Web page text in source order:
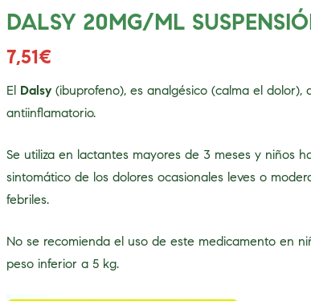
DALSY 20MG/ML
7,51€
El Dalsy (ibuprofeno), es analgésico (calma el dolor),
antiinflamatorio.
Se utiliza en lactantes mayores de 3 meses y niños
sintomático de los dolores ocasionales leves o
febriles.
No se recomienda el uso de este medicamento en
peso inferior a 5 kg.